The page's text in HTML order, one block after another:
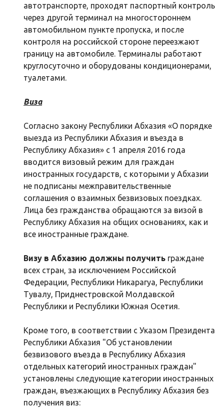
автотранспорте, проходят паспортный контроль
через другой терминал на многостороннем
автомобильном пункте пропуска, и после
контроля на российской стороне переезжают
границу на автомобиле. Терминалы работают
круглосуточно и оборудованы кондиционерами,
туалетами.
Виза
Согласно закону Республики Абхазия «О порядке
выезда из Республики Абхазия и въезда в
Республику Абхазия» с 1 апреля 2016 года
вводится визовый режим для граждан
иностранных государств, с которыми у Абхазии
не подписаны межправительственные
соглашения о взаимных безвизовых поездках.
Лица без гражданства обращаются за визой в
Республику Абхазия на общих основаниях, как и
все иностранные граждане.
Визу в Абхазию должны получить граждане
всех стран, за исключением Российской
Федерации, Республики Никарагуа, Республики
Тувалу, Приднестровской Молдавской
Республики и Республики Южная Осетия.
Кроме того, в соответствии с Указом Президента
Республики Абхазия "Об установлении
безвизового въезда в Республику Абхазия
отдельных категорий иностранных граждан"
установлены следующие категории иностранных
граждан, въезжающих в Республику Абхазия без
получения виз: